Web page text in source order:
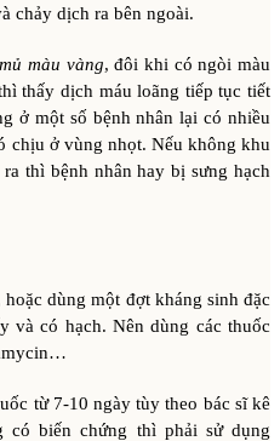
chảy dịch ra bên ngoài.
màu vàng, đôi khi có ngòi màu
thấy dịch máu loãng tiếp tục tiết
ở một số bệnh nhân lại có nhiều
chịu ở vùng nhọt. Nếu không khu
thì bệnh nhân hay bị sưng hạch
một đợt kháng sinh đặc
và có hạch. Nên dùng các thuốc
10 ngày tùy theo bác sĩ kê
có biến chứng thì phải sử dụng